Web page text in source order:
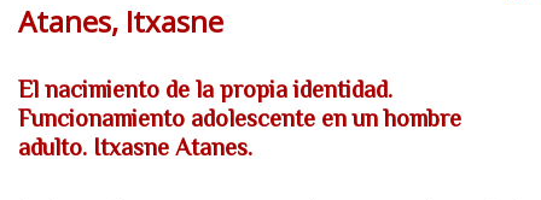
Atanes, Itxasne
El nacimiento de la propia identidad.
Funcionamiento adolescente en un hombre
adulto. Itxasne Atanes.